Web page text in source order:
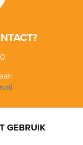
GEBRUIKKIJKDUIN